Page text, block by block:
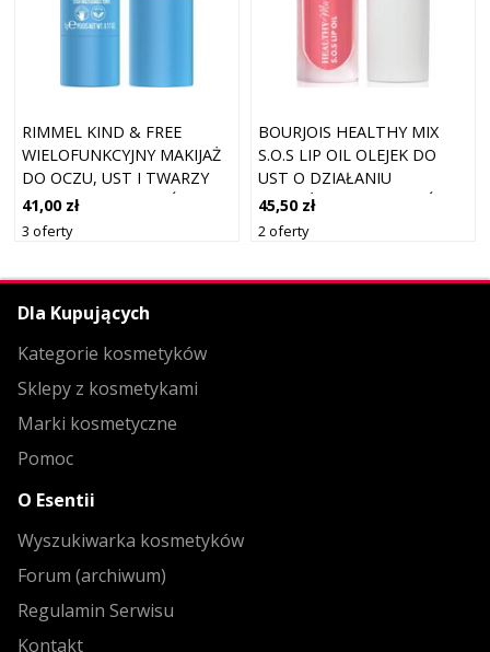
RIMMEL KIND & FREE
WIELOFUNKCYJNY MAKIJAŻ
DO OCZU, UST I TWARZY
003 PINK PODGRZAĆ 5G
41,00 zł
3 oferty
BOURJOIS HEALTHY MIX
S.O.S LIP OIL OLEJEK DO
UST O DZIAŁANIU
NAWILŻAJĄCYM ODCIEŃ 04
PINK PASSION 4,5 ML
45,50 zł
2 oferty
Dla Kupujących
Kategorie kosmetyków
Sklepy z kosmetykami
Marki kosmetyczne
Pomoc
O Esentii
Wyszukiwarka kosmetyków
Forum (archiwum)
Regulamin Serwisu
Kontakt